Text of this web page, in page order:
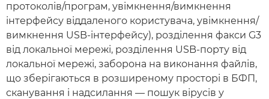
протоколів/програм, увімкнення/вимкнення
інтерфейсу віддаленого користувача, увімкнення/
вимкнення USB-інтерфейсу), розділення факси G3
від локальної мережі, розділення USB-порту від
локальної мережі, заборона на виконання файлів,
що зберігаються в розширеному просторі в БФП,
сканування і надсилання — пошук вірусів у